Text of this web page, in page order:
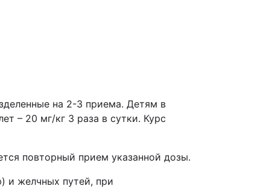
на 2-3 приема. Детям в
– 20 мг/кг 3 раза в сутки. Курс
повторный прием указанной дозы.
и желчных путей, при